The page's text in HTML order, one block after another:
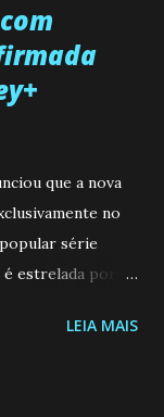
que a nova
no
série
estrelada por
personagens
LEIA MAIS